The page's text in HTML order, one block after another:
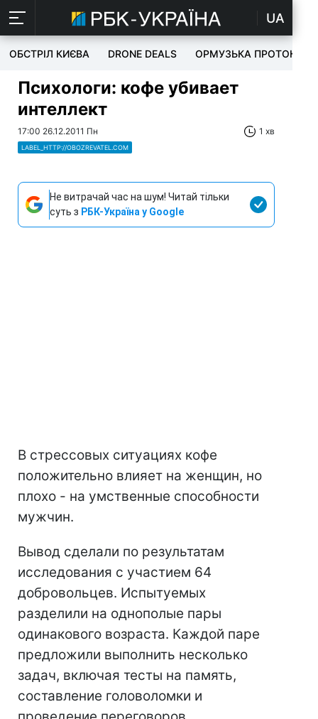
UA
ОБСТРІЛ КИЄВА DRONE DEALS ОРМУЗЬКА ПРОТОКА
Психологи: кофе убивает
интеллект
17:00 26.12.2011 Пн 1 хв
LABEL_HTTP://OBOZREVATEL.COM
Не витрачай час на шум! Читай тільки
суть з РБК-Україна у Google
В стрессовых ситуациях кофе
положительно влияет на женщин, но
плохо - на умственные способности
мужчин.
Вывод сделали по результатам
исследования с участием 64
добровольцев. Испытуемых
разделили на однополые пары
одинакового возраста. Каждой паре
предложили выполнить несколько
задач, включая тесты на память,
составление головоломки и